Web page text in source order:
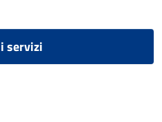
servizi